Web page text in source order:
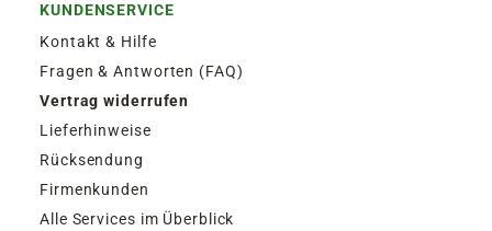
KUNDENSERVICE
Kontakt & Hilfe
Fragen & Antworten (FAQ)
Vertrag widerrufen
Lieferhinweise
Rücksendung
Firmenkunden
Alle Services im Überblick